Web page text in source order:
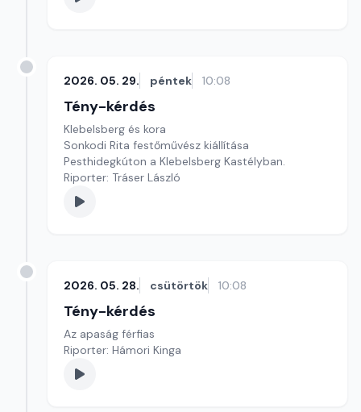
2026. 05. 29. péntek 10:08
Tény-kérdés
Klebelsberg és kora
Sonkodi Rita festőművész kiállítása
Pesthidegkúton a Klebelsberg Kastélyban.
Riporter: Tráser László
2026. 05. 28. csütörtök 10:08
Tény-kérdés
Az apaság férfias
Riporter: Hámori Kinga